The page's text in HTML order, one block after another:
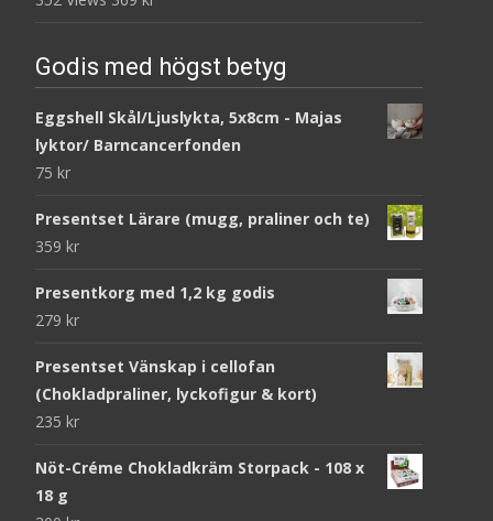
Godis med högst betyg
Eggshell Skål/Ljuslykta, 5x8cm - Majas
lyktor/ Barncancerfonden
75 kr
Presentset Lärare (mugg, praliner och te)
359 kr
Presentkorg med 1,2 kg godis
279 kr
Presentset Vänskap i cellofan
(Chokladpraliner, lyckofigur & kort)
235 kr
Nöt-Créme Chokladkräm Storpack - 108 x
18 g